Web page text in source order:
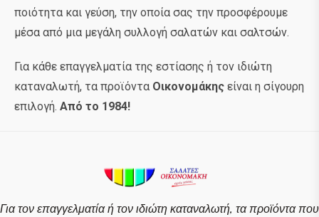
ποιότητα και γεύση, την οποία σας την προσφέρουμε
μέσα από μια μεγάλη συλλογή σαλατών και σαλτσών.
Για κάθε επαγγελματία της εστίασης ή τον ιδιώτη
καταναλωτή, τα προϊόντα Οικονομάκης είναι η σίγουρη
επιλογή. Από το 1984!
Για τον επαγγελματία ή τον ιδιώτη καταναλωτή, τα προϊόντα που